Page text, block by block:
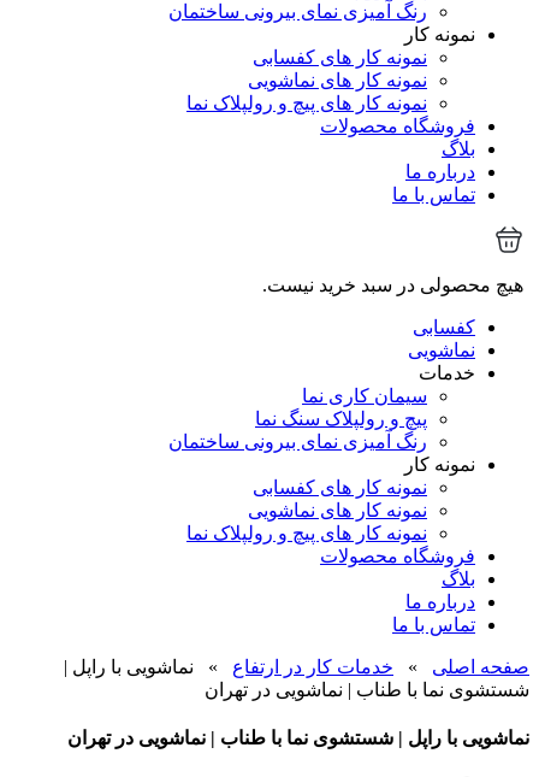
رنگ آمیزی نمای بیرونی ساختمان
نمونه کار
نمونه کار های کفسابی
نمونه کار های نماشویی
نمونه کار های پیچ و رولپلاک نما
فروشگاه محصولات
بلاگ
درباره ما
تماس با ما
هیچ محصولی در سبد خرید نیست.
کفسابی
نماشویی
خدمات
سیمان کاری نما
پیچ و رولپلاک سنگ نما
رنگ آمیزی نمای بیرونی ساختمان
نمونه کار
نمونه کار های کفسابی
نمونه کار های نماشویی
نمونه کار های پیچ و رولپلاک نما
فروشگاه محصولات
بلاگ
درباره ما
تماس با ما
صفحه اصلی » خدمات کار در ارتفاع » نماشویی با راپل |
شستشوی نما با طناب | نماشویی در تهران
نماشویی با راپل | شستشوی نما با طناب | نماشویی در تهران